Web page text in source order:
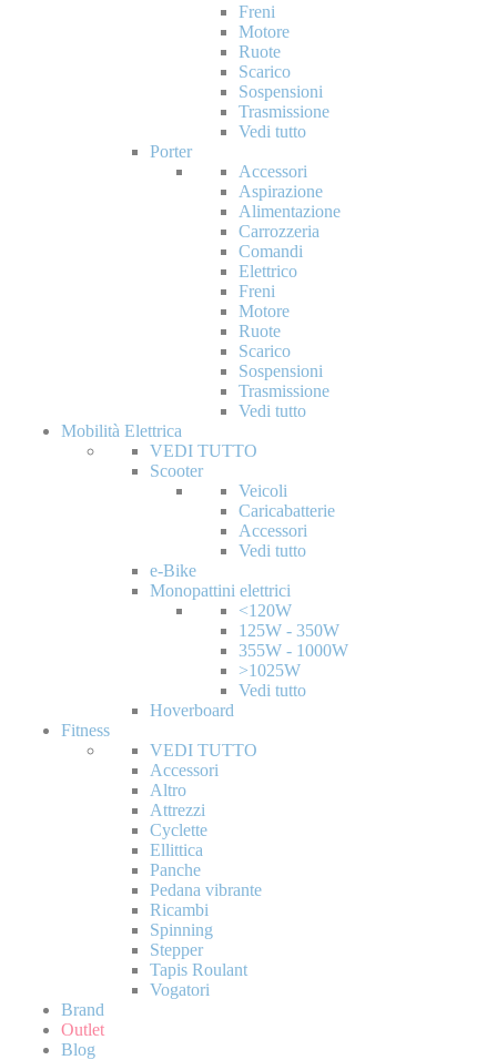
Freni
Motore
Ruote
Scarico
Sospensioni
Trasmissione
Vedi tutto
Porter
Accessori
Aspirazione
Alimentazione
Carrozzeria
Comandi
Elettrico
Freni
Motore
Ruote
Scarico
Sospensioni
Trasmissione
Vedi tutto
Mobilità Elettrica
VEDI TUTTO
Scooter
Veicoli
Caricabatterie
Accessori
Vedi tutto
e-Bike
Monopattini elettrici
<120W
125W - 350W
355W - 1000W
>1025W
Vedi tutto
Hoverboard
Fitness
VEDI TUTTO
Accessori
Altro
Attrezzi
Cyclette
Ellittica
Panche
Pedana vibrante
Ricambi
Spinning
Stepper
Tapis Roulant
Vogatori
Brand
Outlet
Blog